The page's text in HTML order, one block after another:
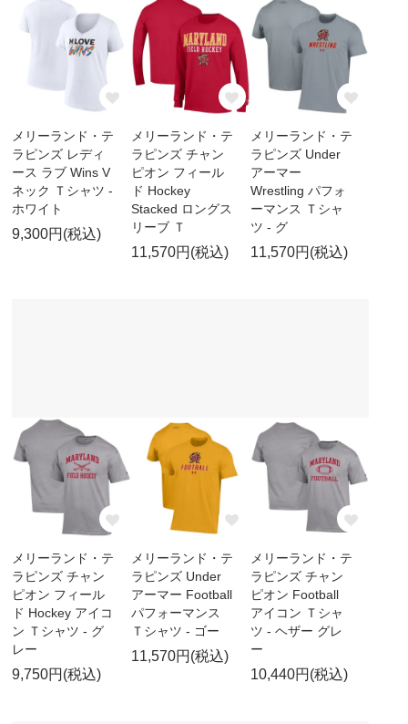
メリーランド・テ
ラピンズ レディ
ース ラブ Wins V
ネック Ｔシャツ -
ホワイト
9,300円(税込)
メリーランド・テ
ラピンズ チャン
ピオン フィール
ド Hockey
Stacked ロングス
リーブ Ｔ
11,570円(税込)
メリーランド・テ
ラピンズ Under
アーマー
Wrestling パフォ
ーマンス Ｔシャ
ツ - グ
11,570円(税込)
メリーランド・テ
ラピンズ チャン
ピオン フィール
ド Hockey アイコ
ン Ｔシャツ - グ
レー
9,750円(税込)
メリーランド・テ
ラピンズ Under
アーマー Football
パフォーマンス
Ｔシャツ - ゴー
11,570円(税込)
メリーランド・テ
ラピンズ チャン
ピオン Football
アイコン Ｔシャ
ツ - ヘザー グレ
ー
10,440円(税込)